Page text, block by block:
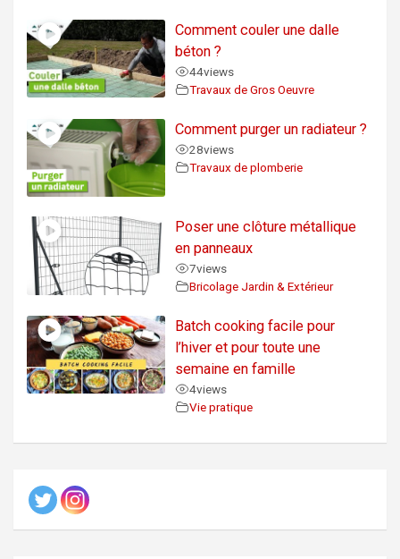
Comment couler une dalle
béton ?
44views
Travaux de Gros Oeuvre
Comment purger un radiateur ?
28views
Travaux de plomberie
Poser une clôture métallique
en panneaux
7views
Bricolage Jardin & Extérieur
Batch cooking facile pour
l’hiver et pour toute une
semaine en famille
4views
Vie pratique